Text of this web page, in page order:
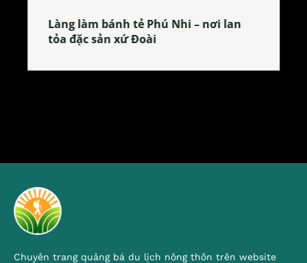
Làng làm bánh tẻ Phú Nhi – nơi lan
tỏa đặc sản xứ Đoài
Chuyên trang quảng bá du lịch nông thôn trên website